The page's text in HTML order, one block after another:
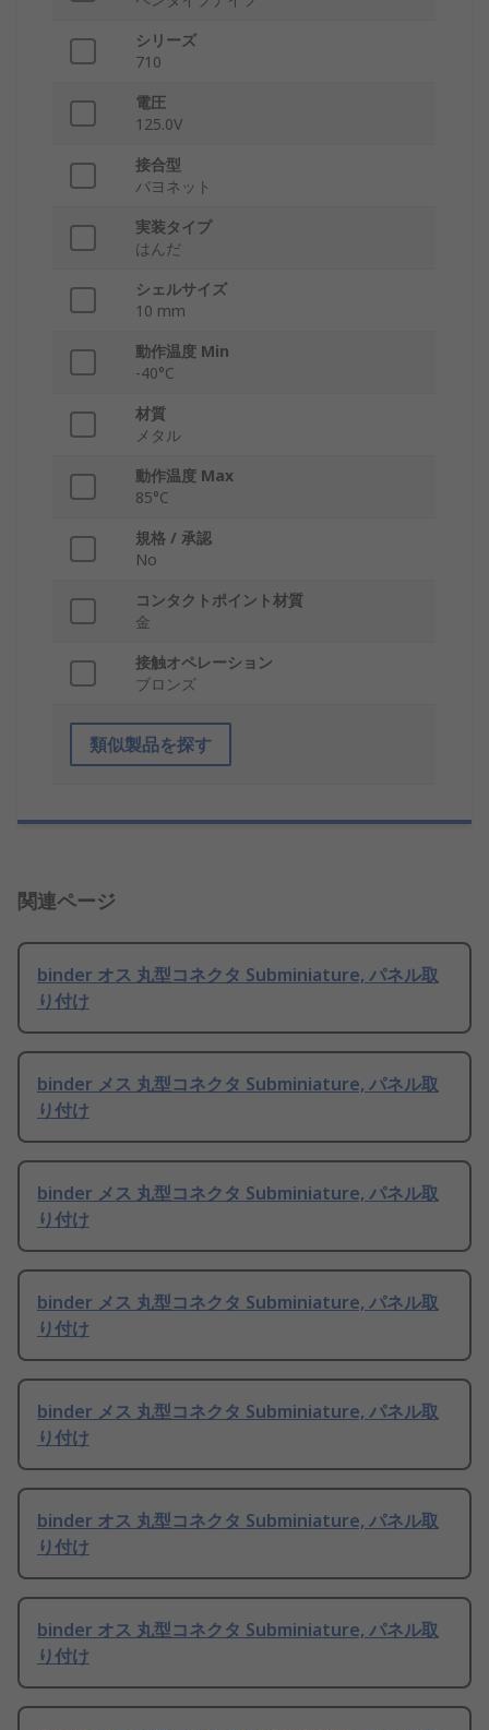
シリーズ
710
電圧
125.0V
接合型
バヨネット
実装タイプ
はんだ
シェルサイズ
10 mm
動作温度 Min
-40°C
材質
メタル
動作温度 Max
85°C
規格 / 承認
No
コンタクトポイント材質
金
接触オペレーション
ブロンズ
類似製品を探す
関連ページ
binder オス 丸型コネクタ Subminiature, パネル取
り付け
binder メス 丸型コネクタ Subminiature, パネル取
り付け
binder メス 丸型コネクタ Subminiature, パネル取
り付け
binder メス 丸型コネクタ Subminiature, パネル取
り付け
binder メス 丸型コネクタ Subminiature, パネル取
り付け
binder オス 丸型コネクタ Subminiature, パネル取
り付け
binder オス 丸型コネクタ Subminiature, パネル取
り付け